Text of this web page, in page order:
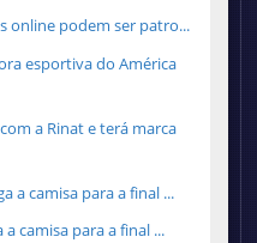
online podem ser patro...
esportiva do América
a Rinat e terá marca
a camisa para a final ...
camisa para a final ...